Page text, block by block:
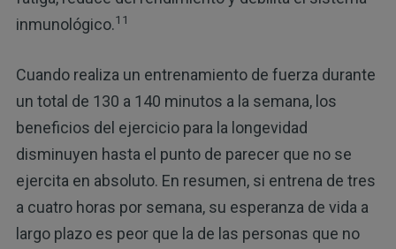
inmunológico.11
Cuando realiza un entrenamiento de fuerza durante
un total de 130 a 140 minutos a la semana, los
beneficios del ejercicio para la longevidad
disminuyen hasta el punto de parecer que no se
ejercita en absoluto. En resumen, si entrena de tres
a cuatro horas por semana, su esperanza de vida a
largo plazo es peor que la de las personas que no